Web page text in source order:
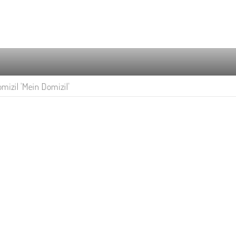
'Mein Domizil'